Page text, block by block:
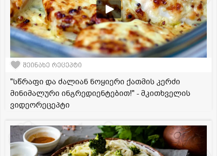
შეინახე რეცეპტი
"სწრაფი და ძალიან ნოყიერი ქათმის კერძი
მინიმალური ინგრედიენტებით!" - მკითხველის
ვიდეორეცეპტი